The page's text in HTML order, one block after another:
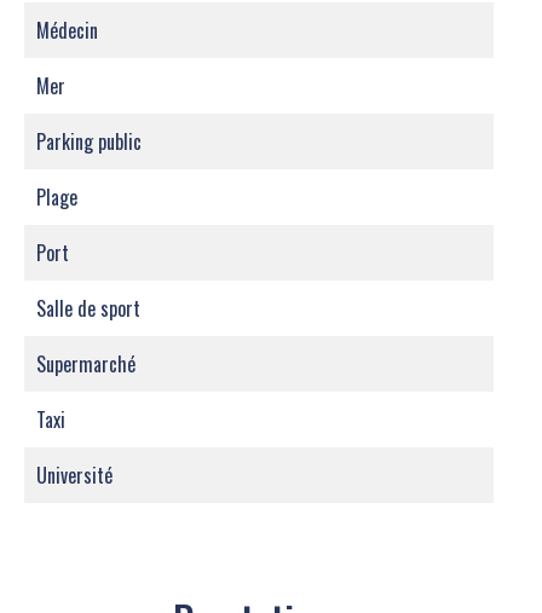
Médecin
Mer
Parking public
Plage
Port
Salle de sport
Supermarché
Taxi
Université